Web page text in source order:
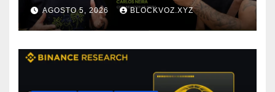
entenderla
AGOSTO 5, 2026 BLOCKVOZ.XYZ